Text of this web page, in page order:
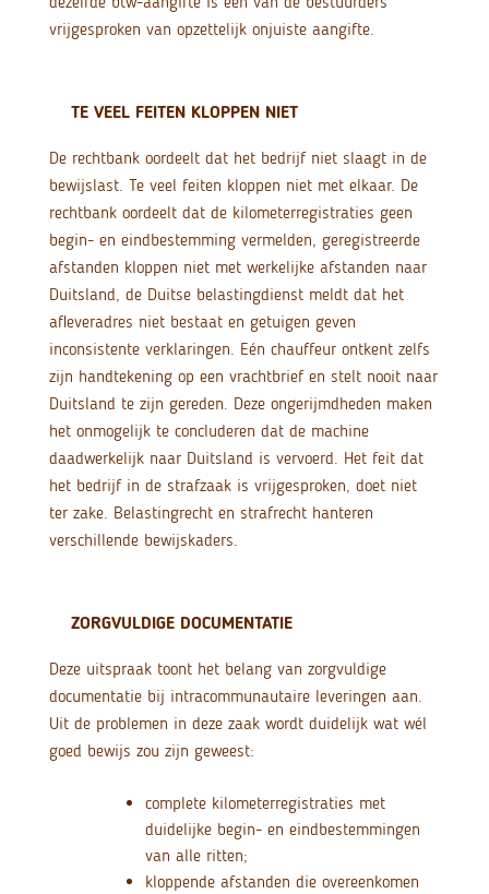
vrijgesproken van opzettelijk onjuiste aangifte.
TE VEEL FEITEN KLOPPEN NIET
De rechtbank oordeelt dat het bedrijf niet slaagt in de
bewijslast. Te veel feiten kloppen niet met elkaar. De
rechtbank oordeelt dat de kilometerregistraties geen
begin- en eindbestemming vermelden, geregistreerde
afstanden kloppen niet met werkelijke afstanden naar
Duitsland, de Duitse belastingdienst meldt dat het
afleveradres niet bestaat en getuigen geven
inconsistente verklaringen. Eén chauffeur ontkent zelfs
zijn handtekening op een vrachtbrief en stelt nooit naar
Duitsland te zijn gereden. Deze ongerijmdheden maken
het onmogelijk te concluderen dat de machine
daadwerkelijk naar Duitsland is vervoerd. Het feit dat
het bedrijf in de strafzaak is vrijgesproken, doet niet
ter zake. Belastingrecht en strafrecht hanteren
verschillende bewijskaders.
ZORGVULDIGE DOCUMENTATIE
Deze uitspraak toont het belang van zorgvuldige
documentatie bij intracommunautaire leveringen aan.
Uit de problemen in deze zaak wordt duidelijk wat wél
goed bewijs zou zijn geweest:
complete kilometerregistraties met
duidelijke begin- en eindbestemmingen
van alle ritten;
kloppende afstanden die overeenkomen